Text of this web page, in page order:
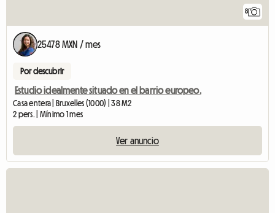
8
25478 MXN / mes
Por descubrir
Estudio idealmente situado en el barrio europeo.
Casa entera | Bruxelles (1000) | 38 M2
2 pers. | Mínimo 1 mes
Ver anuncio